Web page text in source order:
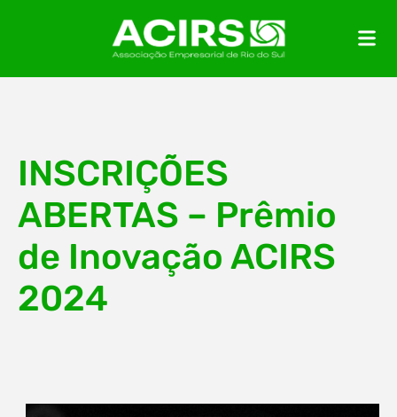
INSCRIÇÕES
ABERTAS – Prêmio
de Inovação ACIRS
2024